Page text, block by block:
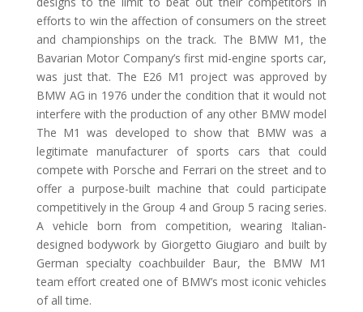
efforts to win the affection of consumers on the street
and championships on the track. The BMW M1, the
Bavarian Motor Company’s first mid-engine sports car,
was just that. The E26 M1 project was approved by
BMW AG in 1976 under the condition that it would not
interfere with the production of any other BMW model
The M1 was developed to show that BMW was a
legitimate manufacturer of sports cars that could
compete with Porsche and Ferrari on the street and to
offer a purpose-built machine that could participate
competitively in the Group 4 and Group 5 racing series.
A vehicle born from competition, wearing Italian-
designed bodywork by Giorgetto Giugiaro and built by
German specialty coachbuilder Baur, the BMW M1
team effort created one of BMW’s most iconic vehicles
of all time.